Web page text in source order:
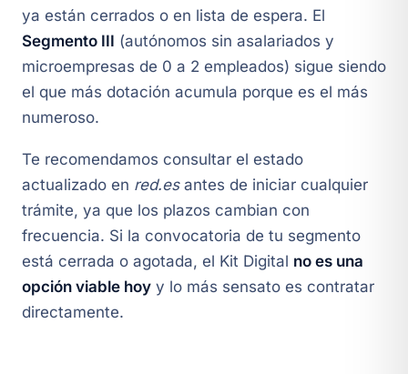
ya están cerrados o en lista de espera. El
Segmento III (autónomos sin asalariados y
microempresas de 0 a 2 empleados) sigue siendo
el que más dotación acumula porque es el más
numeroso.
Te recomendamos consultar el estado
actualizado en red.esantes de iniciar cualquier
trámite, ya que los plazos cambian con
frecuencia. Si la convocatoria de tu segmento
está cerrada o agotada, el Kit Digital no es una
opción viable hoy y lo más sensato es contratar
directamente.